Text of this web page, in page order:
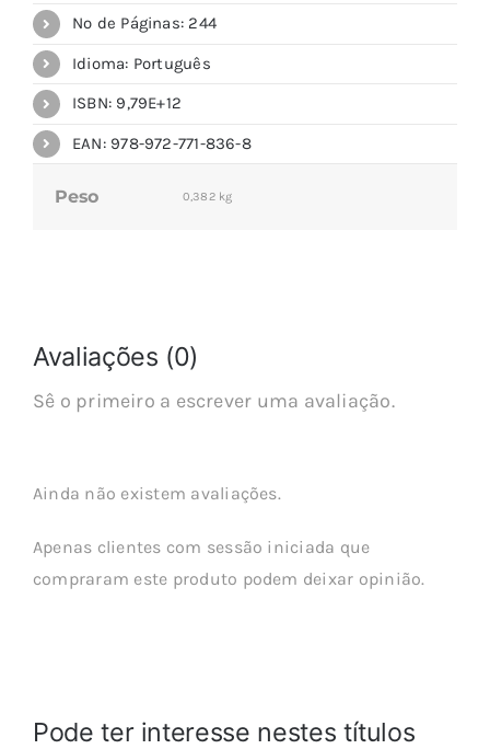
Nº de Páginas: 244
Idioma: Português
ISBN: 9,79E+12
EAN: 978-972-771-836-8
Peso 0,382 kg
Avaliações (0)
Sê o primeiro a escrever uma avaliação.
Ainda não existem avaliações.
Apenas clientes com sessão iniciada que
compraram este produto podem deixar opinião.
Pode ter interesse nestes títulos